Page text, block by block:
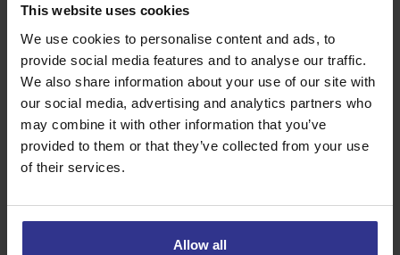
This website uses cookies
We use cookies to personalise content and ads, to
provide social media features and to analyse our traffic.
We also share information about your use of our site with
our social media, advertising and analytics partners who
may combine it with other information that you’ve
provided to them or that they’ve collected from your use
of their services.
Allow all
voor openbaar vervoer of een fiets, dan blijft het vaak
onbelast binnen bepaalde grenzen.
Hoe wordt een mobiliteitsbudget belast door de
werkgever?
Een werkgever moet een mobiliteitsbudgetcorrect
verwerken in de loonadministratievolgens de fiscale
regels. De manier waarop hangt af van de keuzes die de
werkgever maandelijks bijtelling op basis van de
cataloguswaarde en het bijtellingspercentage. Dit bedrag
wordt als loon belast en verschijnt op de loonstrook.